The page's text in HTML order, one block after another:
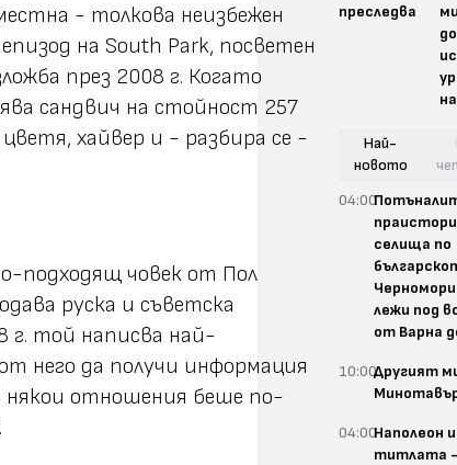
- толкова неизбежен
на South Park, посветен
през 2008 г. Когато
сандвич на стойност 257
хайвер и - разбира се -
подходящ човек от Пол
руска и съветска
г. той написва най-
него да получи информация
някои отношения беше по-
преследва
Най-
новото
04:00
селища по
лежи под
от Варна
10:00Другият
04:00Наполеон
титлата